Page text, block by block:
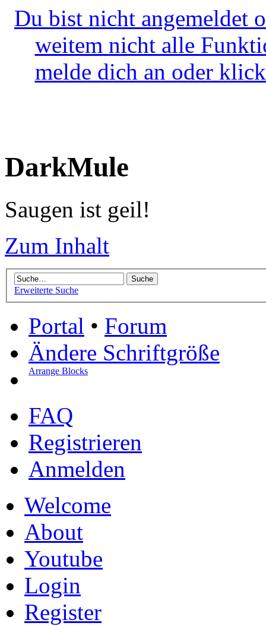
Du bist nicht angemeldet
weitem nicht alle
melde dich an oder
DarkMule
Saugen ist geil!
Zum Inhalt
Erweiterte Suche
Portal • Forum
Ändere Schriftgröße
Arrange Blocks
FAQ
Registrieren
Anmelden
Welcome
About
Youtube
Login
Register